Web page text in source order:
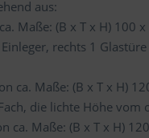
aus:
Maße: (B x T x H) 100
rechts 1
ca. Maße: (B x T x H)
die lichte Höhe vom
ca. Maße: (B x T x H)